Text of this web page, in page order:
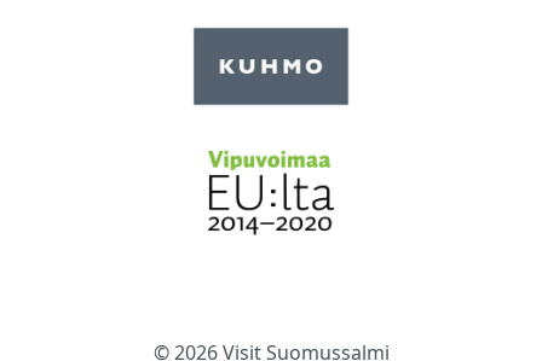
© 2026 Visit Suomussalmi